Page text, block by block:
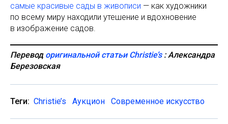
самые красивые сады в живописи — как художники
по всему миру находили утешение и вдохновение
в изображение садов.
Перевод оригинальной статьи Christie’s: Александра
Березовская
Теги: Christie’s Аукцион Современное искусство